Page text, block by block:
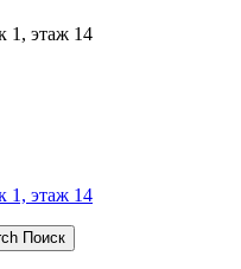
1, этаж 14
1, этаж 14
Поиск